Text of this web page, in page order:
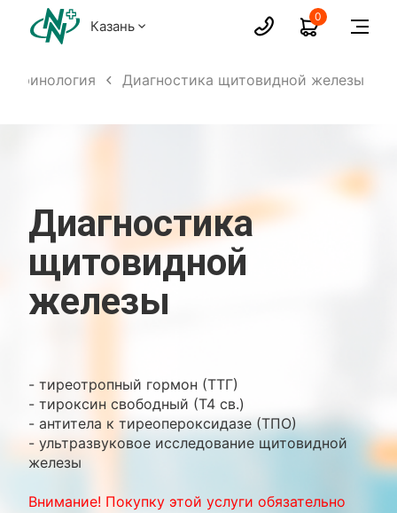
Казань
0
Диагностика щитовидной железы
Диагностика
щитовидной
железы
- тиреотропный гормон (ТТГ)
- тироксин свободный (Т4 св.)
- антитела к тиреопероксидазе (ТПО)
- ультразвуковое исследование щитовидной
железы
Внимание! Покупку этой услуги обязательно